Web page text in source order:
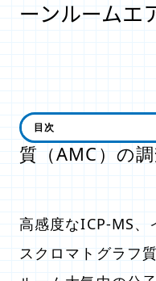
ーンルームエ
クリーンルー
質（AMC）の
高感度なICP-MS
スクロマトグラフ
目次